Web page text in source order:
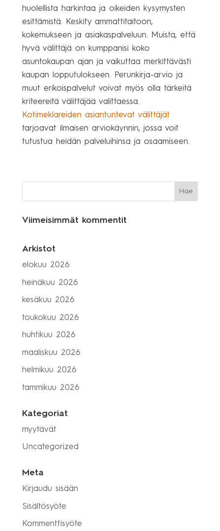
huolellista harkintaa ja oikeiden kysymysten
esittämistä. Keskity ammattitaitoon,
kokemukseen ja asiakaspalveluun. Muista, että
hyvä välittäjä on kumppanisi koko
asuntokaupan ajan ja vaikuttaa merkittävästi
kaupan lopputulokseen. Perunkirja-arvio ja
muut erikoispalvelut voivat myös olla tärkeitä
kriteereitä välittäjää valittaessa.
Kotimeklareiden asiantuntevat välittäjät
tarjoavat ilmaisen arviokäynnin, jossa voit
tutustua heidän palveluihinsa ja osaamiseen.
Viimeisimmät kommentit
Arkistot
elokuu 2026
heinäkuu 2026
kesäkuu 2026
toukokuu 2026
huhtikuu 2026
maaliskuu 2026
helmikuu 2026
tammikuu 2026
Kategoriat
myytävät
Uncategorized
Meta
Kirjaudu sisään
Sisältösyöte
Kommenttisyöte